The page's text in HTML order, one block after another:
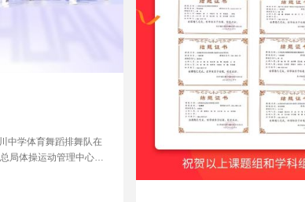
中学体育舞蹈排舞队在
局体操运动管理中心组